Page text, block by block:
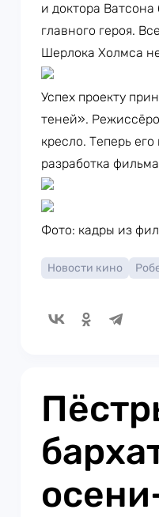
и доктора
главного героя.
Шерлока Холмса
Успех проекту
теней».
кресло. Теперь
разработка
Фото: кадры из
Новости кино